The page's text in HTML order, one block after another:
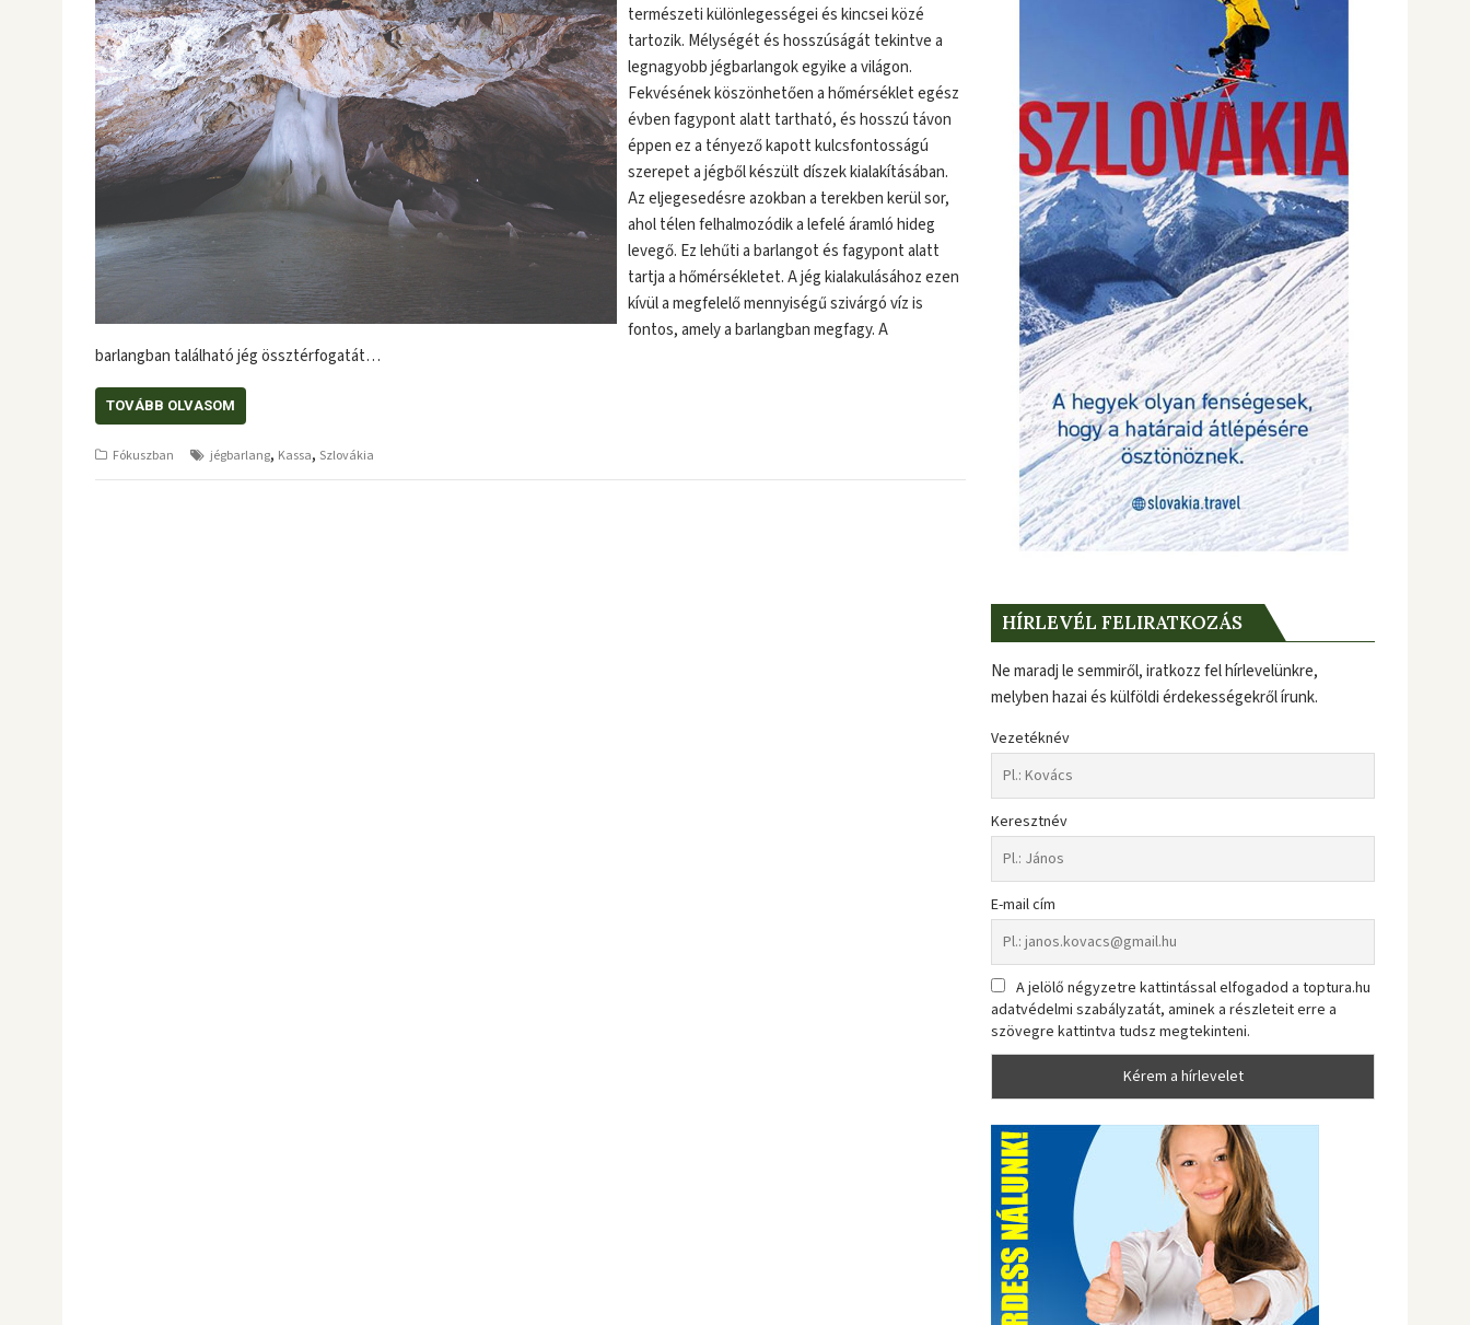
természeti különlegességei és kincsei közé
tartozik. Mélységét és hosszúságát tekintve a
legnagyobb jégbarlangok egyike a világon.
Fekvésének köszönhetően a hőmérséklet egész
évben fagypont alatt tartható, és hosszú távon
éppen ez a tényező kapott kulcsfontosságú
szerepet a jégből készült díszek kialakításában.
Az eljegesedésre azokban a terekben kerül sor,
ahol télen felhalmozódik a lefelé áramló hideg
levegő. Ez lehűti a barlangot és fagypont alatt
tartja a hőmérsékletet. A jég kialakulásához ezen
kívül a megfelelő mennyiségű szivárgó víz is
fontos, amely a barlangban megfagy. A
barlangban található jég össztérfogatát…
TOVÁBB OLVASOM
Fókuszban jégbarlang, Kassa, Szlovákia
HÍRLEVÉL FELIRATKOZÁS
Ne maradj le semmiről, iratkozz fel hírlevelünkre,
melyben hazai és külföldi érdekességekről írunk.
Vezetéknév
Keresztnév
E-mail cím
A jelölő négyzetre kattintással elfogadod a toptura.hu
adatvédelmi szabályzatát, aminek a részleteit erre a
szövegre kattintva tudsz megtekinteni.